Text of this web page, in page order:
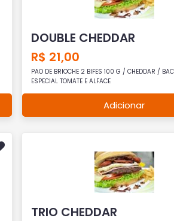
DOUBLE CHEDDAR
R$ 21,00
PAO DE BRIOCHE 2 BIFES 100 G / CHEDDAR /
ESPECIAL TOMATE E ALFACE
Adicionar
TRIO CHEDDAR